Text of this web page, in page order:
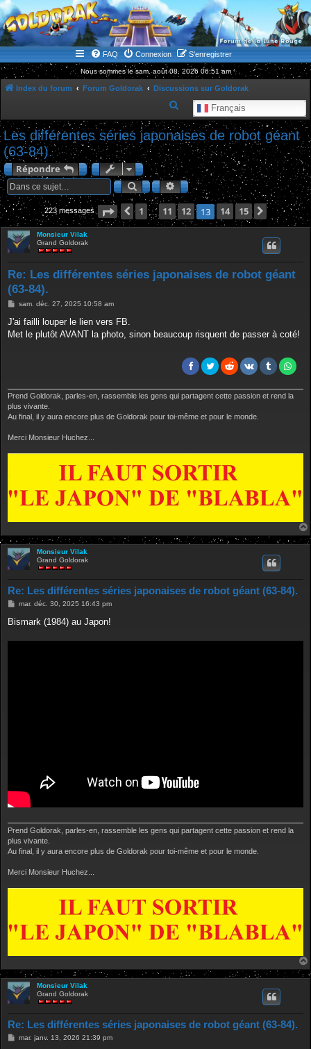
WWW.GOLDORAKGO.COM
le site de la Lune Rouge
FAQ Connexion S’enregistrer
Nous sommes le sam. août 08, 2026 06:51 am
Index du forum Forum Goldorak Discussions sur Goldorak
Français
e
c
r
c
h
Les différentes séries japonaises de robot géant
(63-84).
Répondre
RechercherRecherche avancée
223 messages Page 13 sur15
Précédente
1 … 11 12 13 14 15 Suivante
Monsieur Vilak
Grand Goldorak
Re: Les différentes séries japonaises de robot géant
(63-84).
M
s
a
sam. déc. 27, 2025 10:58 am
J'ai failli louper le lien vers FB.
Met le plutôt AVANT la photo, sinon beaucoup risquent de passer à coté!
Prend Goldorak, parles-en, rassemble les gens qui partagent cette passion et rend la
plus vivante.
Au final, il y aura encore plus de Goldorak pour toi-même et pour le monde.
Merci Monsieur Huchez...
Monsieur Vilak
Grand Goldorak
Re: Les différentes séries japonaises de robot géant (63-84).
M
s
mar. déc. 30, 2025 16:43 pm
Bismark (1984) au Japon!
Prend Goldorak, parles-en, rassemble les gens qui partagent cette passion et rend la
plus vivante.
Au final, il y aura encore plus de Goldorak pour toi-même et pour le monde.
Merci Monsieur Huchez...
Monsieur Vilak
Grand Goldorak
Re: Les différentes séries japonaises de robot géant (63-84).
Mmar. janv. 13, 2026 21:39 pm